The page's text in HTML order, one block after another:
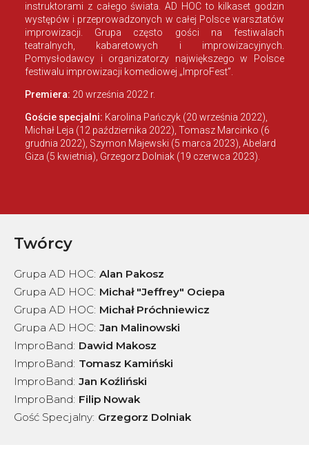
instruktorami z całego świata. AD HOC to kilkaset godzin
występów i przeprowadzonych w całej Polsce warsztatów
improwizacji. Grupa często gości na festiwalach
teatralnych, kabaretowych i improwizacyjnych.
Pomysłodawcy i organizatorzy największego w Polsce
festiwalu improwizacji komediowej „ImproFest”.
Premiera: 20 września 2022 r.
Goście specjalni: Karolina Pańczyk (20 września 2022),
Michał Leja (12 października 2022), Tomasz Marcinko (6
grudnia 2022), Szymon Majewski (5 marca 2023), Abelard
Giza (5 kwietnia), Grzegorz Dolniak (19 czerwca 2023).
Twórcy
Grupa AD HOC: Alan Pakosz
Grupa AD HOC: Michał "Jeffrey" Ociepa
Grupa AD HOC: Michał Próchniewicz
Grupa AD HOC: Jan Malinowski
ImproBand: Dawid Makosz
ImproBand: Tomasz Kamiński
ImproBand: Jan Koźliński
ImproBand: Filip Nowak
Gość Specjalny: Grzegorz Dolniak